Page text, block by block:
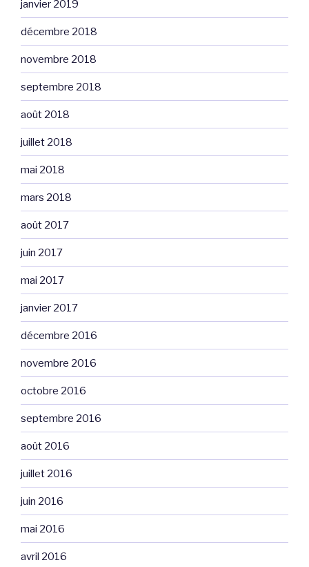
janvier 2019
décembre 2018
novembre 2018
septembre 2018
août 2018
juillet 2018
mai 2018
mars 2018
août 2017
juin 2017
mai 2017
janvier 2017
décembre 2016
novembre 2016
octobre 2016
septembre 2016
août 2016
juillet 2016
juin 2016
mai 2016
avril 2016